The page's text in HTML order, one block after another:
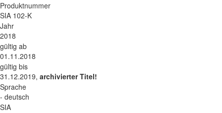
Produktnummer
SIA 102-K
Jahr
2018
gültig ab
01.11.2018
gültig bis
31.12.2019, archivierter Titel!
Sprache
- deutsch
SIA